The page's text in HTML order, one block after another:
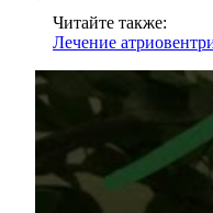
Читайте также:
Лечение